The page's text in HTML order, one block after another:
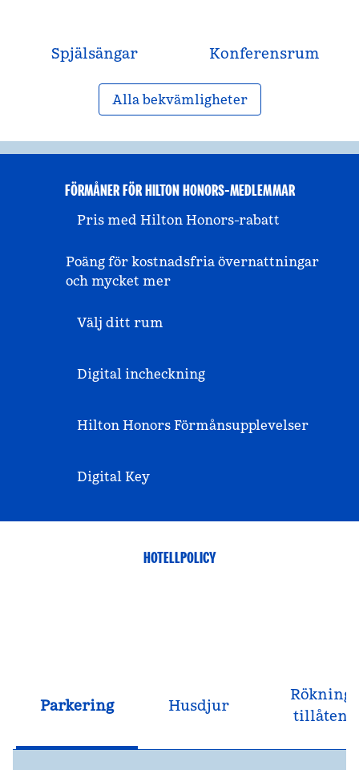
Spjälsängar Konferensrum
Alla bekvämligheter
FÖRMÅNER FÖR HILTON HONORS-MEDLEMMAR
Pris med Hilton Honors-rabatt
Poäng för kostnadsfria övernattningar
och mycket mer
Välj ditt rum
Digital incheckning
Hilton Honors Förmånsupplevelser
Digital Key
HOTELLPOLICY
Parkering Husdjur
Rökning
tillåten